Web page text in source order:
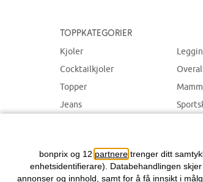
Toppkategorier
Kjoler
Cocktailkjoler
Topper
Jeans
bonprix og 12 partneretrenger ditt
enhetsidentifierare). Databehandlingen
annonser og innhold, samt for å få innsikt i